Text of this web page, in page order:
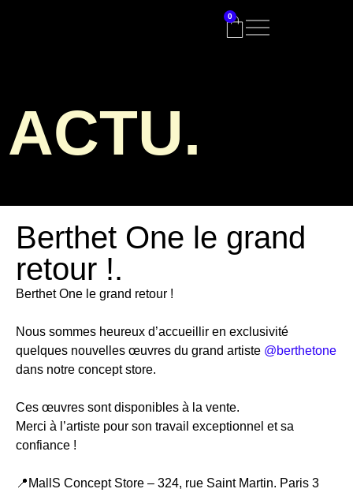
0
ACTU.
Berthet One le grand
retour !.
Berthet One le grand retour !
Nous sommes heureux d’accueillir en exclusivité
quelques nouvelles œuvres du grand artiste @berthetone
dans notre concept store.
Ces œuvres sont disponibles à la vente.
Merci à l’artiste pour son travail exceptionnel et sa
confiance !
📍MallS Concept Store – 324, rue Saint Martin. Paris 3